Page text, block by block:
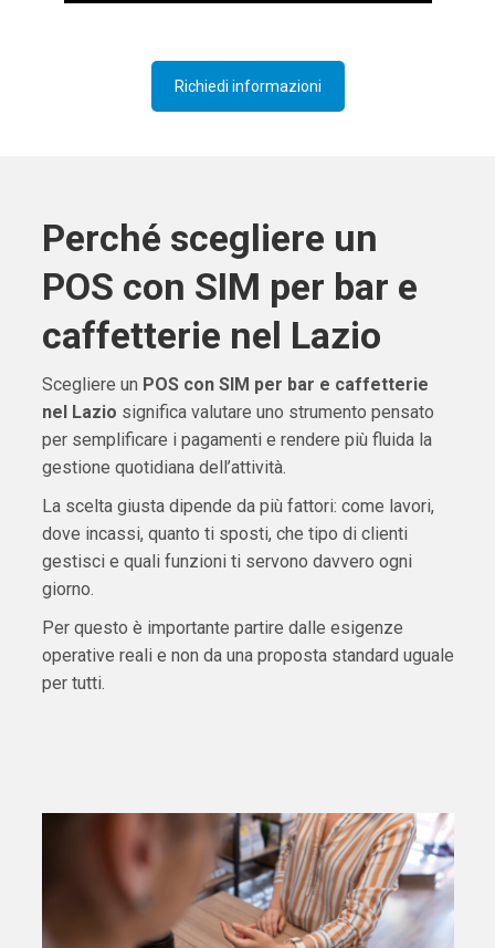
Richiedi informazioni
Perché scegliere un
POS con SIM per bar e
caffetterie nel Lazio
Scegliere un POS con SIM per bar e caffetterie
nel Lazio significa valutare uno strumento pensato
per semplificare i pagamenti e rendere più fluida la
gestione quotidiana dell’attività.
La scelta giusta dipende da più fattori: come lavori,
dove incassi, quanto ti sposti, che tipo di clienti
gestisci e quali funzioni ti servono davvero ogni
giorno.
Per questo è importante partire dalle esigenze
operative reali e non da una proposta standard uguale
per tutti.